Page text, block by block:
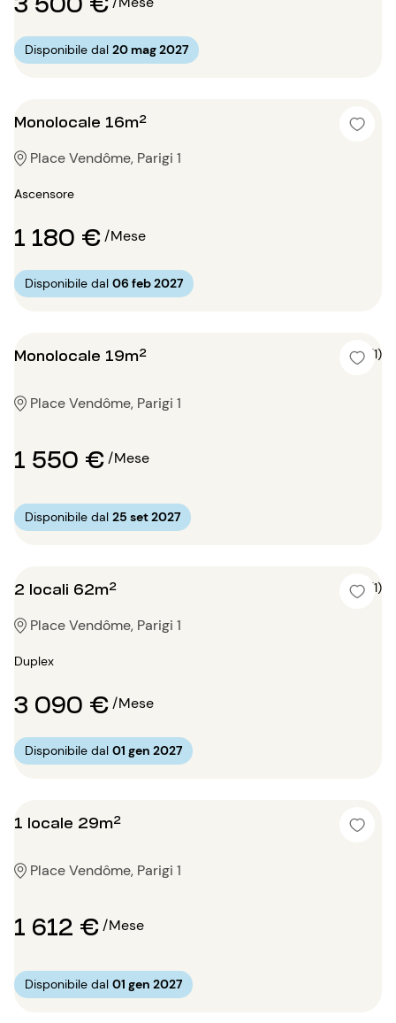
Disponibile dal 20 mag 2027
Monolocale 16m²
Place Vendôme, Parigi 1
Ascensore
1 180 €/Mese
Disponibile dal 06 feb 2027
Monolocale 19m² 5 (1)
Place Vendôme, Parigi 1
1 550 €/Mese
Disponibile dal 25 set 2027
2 locali 62m² 5 (1)
Place Vendôme, Parigi 1
Duplex
3 090 €/Mese
Disponibile dal 01 gen 2027
1 locale 29m²
Place Vendôme, Parigi 1
1 612 €/Mese
Disponibile dal 01 gen 2027